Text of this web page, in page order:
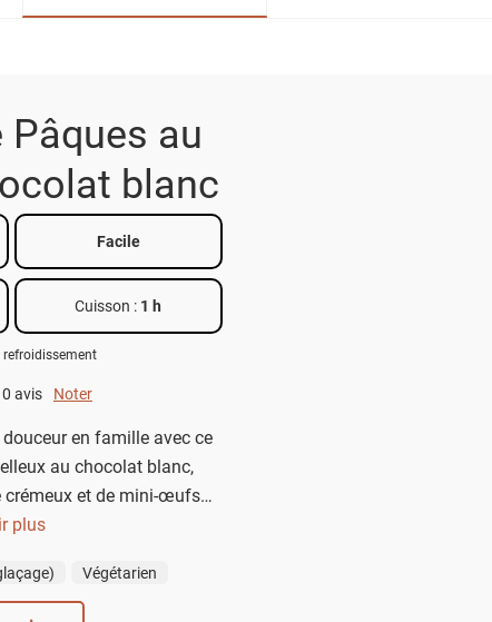
Pâques au
blanc
Facile
Cuisson : 1 h
refroidissement
out of 5.
0 avis Noter
en famille avec ce
au chocolat blanc,
crémeux et de mini-œufs
et festive qui plaira aux
beauté.
plus
Végétarien